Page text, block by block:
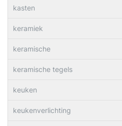
kasten
keramiek
keramische
keramische tegels
keuken
keukenverlichting